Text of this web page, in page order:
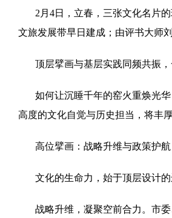
2月4日，立春，三张文化名片
文旅发展带早日建成；由评书大师
顶层擘画与基层实践同频共振
如何让沉睡千年的窑火重焕光
高度的文化自觉与历史担当，将丰
高位擘画：战略升维与政策护
文化的生命力，始于顶层设计
战略升维，凝聚空前合力。市